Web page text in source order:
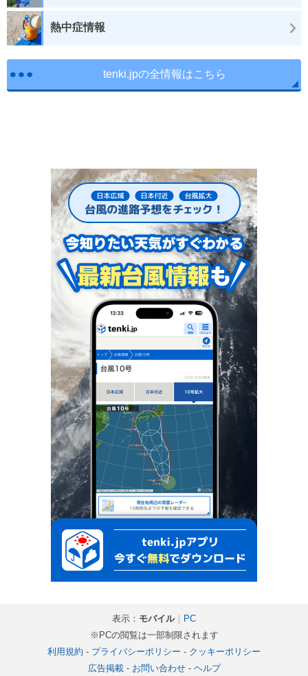
熱中症情報
tenki.jpの全情報はこちら
表示： モバイル｜ PC
※PCの閲覧は一部制限されます
利用規約 - プライバシーポリシー - クッキーポリシー
広告掲載- お問い合わせ- ヘルプ